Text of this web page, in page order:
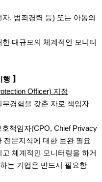
, 범죄경력 등) 또는 아동의
대규모의 체계적인 모니터
】
Officer) 지정
경험을 갖춘 자로 책임자
책임자(CPO, Chief Privacy
전문지식에 대한 보완 필요
체계적인 모니터링을 하거
는 기업은 반드시 필요함